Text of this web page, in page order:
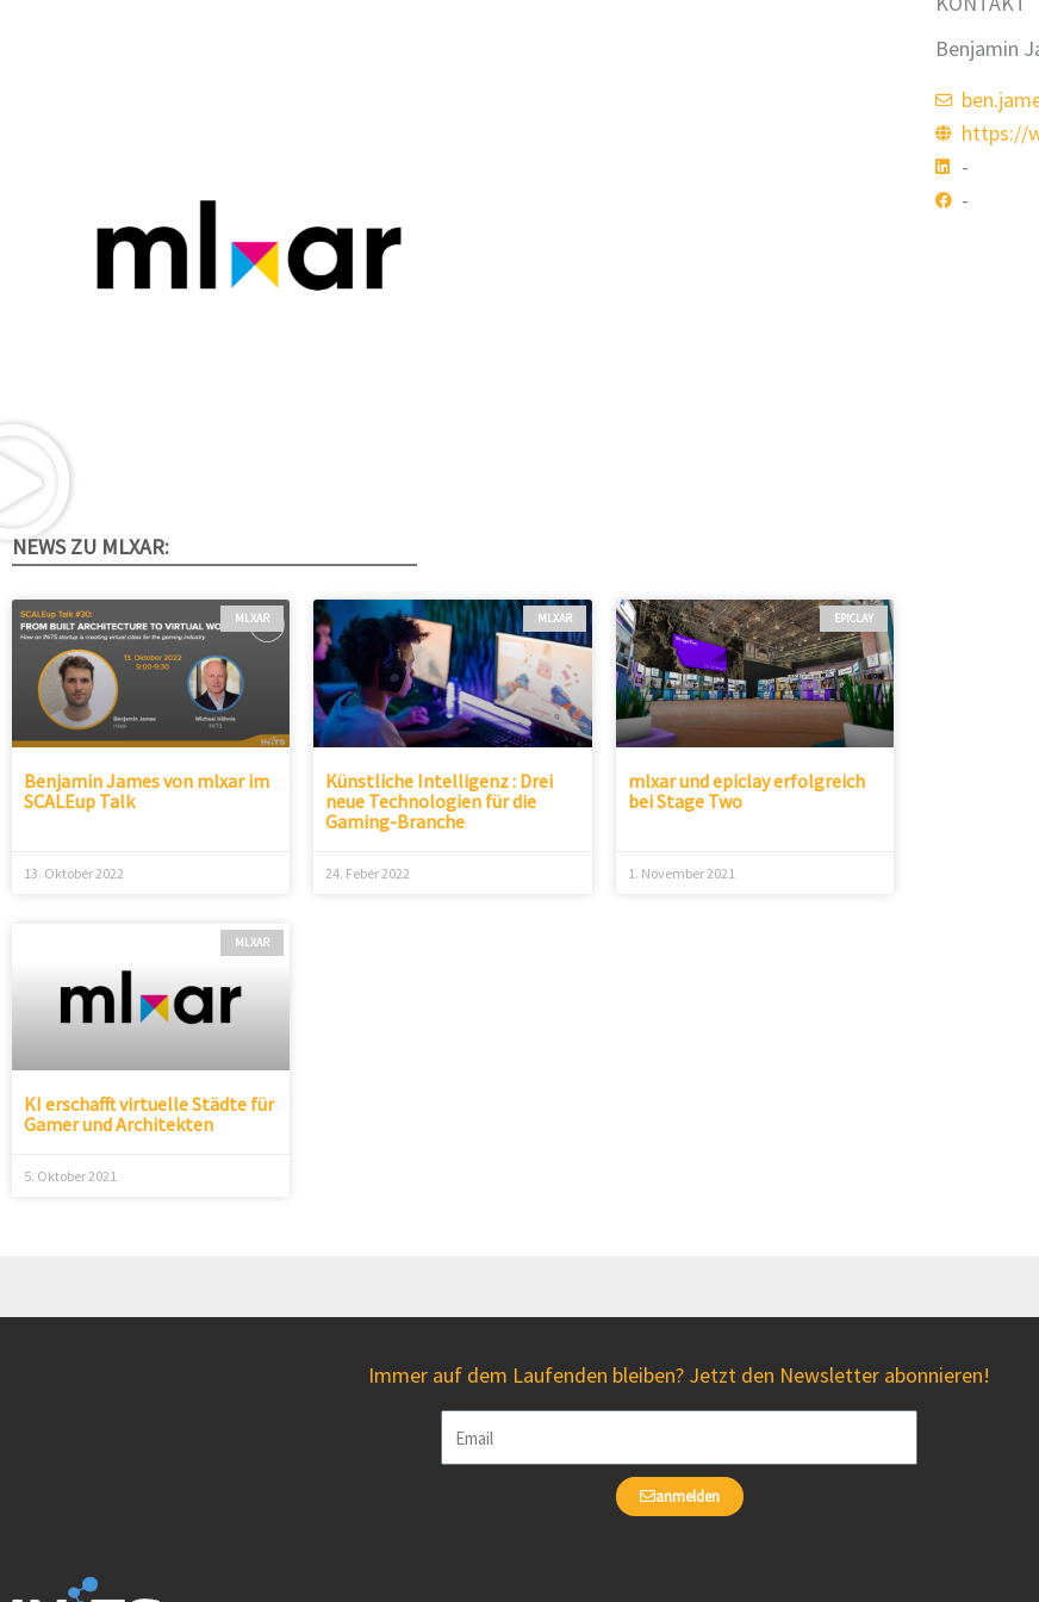
NEWS ZU MLXAR:
MLXAR
Benjamin James von mlxar im
SCALEup Talk
13. Oktober 2022
MLXAR
Künstliche Intelligenz : Drei
neue Technologien für die
Gaming-Branche
24. Feber 2022
EPICLAY
mlxar und epiclay erfolgreich
bei Stage Two
1. November 2021
MLXAR
KI erschafft virtuelle Städte für
Gamer und Architekten
5. Oktober 2021
Benjamin
https://
-
-
Immer auf dem Laufenden bleiben? Jetzt den Newsletter abonnieren!
Email
anmelden